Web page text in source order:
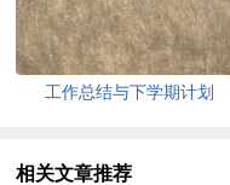
工作总结与下学期计划
相关文章推荐